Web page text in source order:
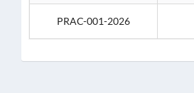
PRAC-001-2026